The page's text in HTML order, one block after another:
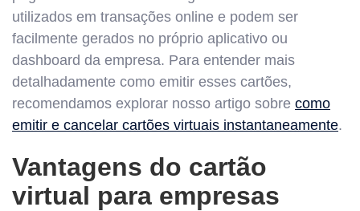
utilizados em transações online e podem ser
facilmente gerados no próprio aplicativo ou
dashboard da empresa. Para entender mais
detalhadamente como emitir esses cartões,
recomendamos explorar nosso artigo sobre como
emitir e cancelar cartões virtuais instantaneamente.
Vantagens do cartão
virtual para empresas